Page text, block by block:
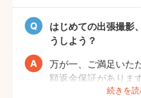
願いしております。
はじめての出張撮影
うしよう？
続きを
万が一、ご満足いた
額返金保証がありま